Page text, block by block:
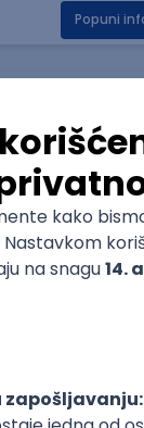
Popuni